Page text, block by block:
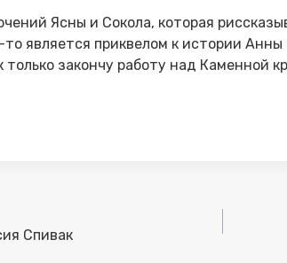
Ясны и Сокола, которая
является приквелом к истории
закончу работу над Каменной
Спивак